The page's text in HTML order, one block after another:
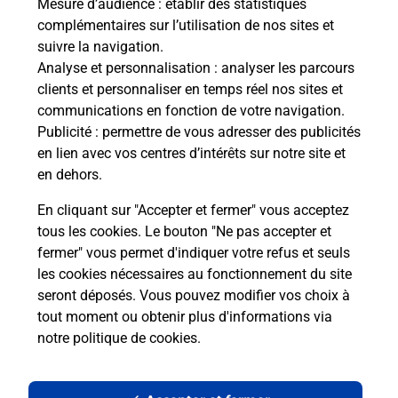
Mesure d’audience : établir des statistiques
complémentaires sur l’utilisation de nos sites et
suivre la navigation.
Analyse et personnalisation : analyser les parcours
clients et personnaliser en temps réel nos sites et
communications en fonction de votre navigation.
Publicité : permettre de vous adresser des publicités
en lien avec vos centres d’intérêts sur notre site et
en dehors.
En cliquant sur "Accepter et fermer" vous acceptez
tous les cookies. Le bouton "Ne pas accepter et
fermer" vous permet d'indiquer votre refus et seuls
les cookies nécessaires au fonctionnement du site
seront déposés. Vous pouvez modifier vos choix à
tout moment ou obtenir plus d'informations via
notre politique de cookies.
Boîte aux Lettres La Poste
Prochaine collecte du courrierlundià 11h00
4 Rue Des Saignes
34460 Cessenon Sur Orb
Le lien s'ouvre dans un nouvel onglet
Localiser Liste Boîtes aux lettres Hérault Cessenon Sur Orb